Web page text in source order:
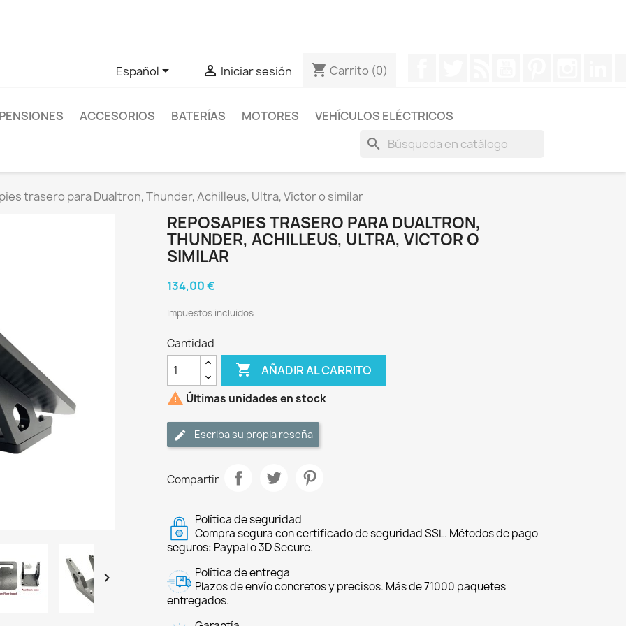
Español  Iniciar sesión shopping_cart Carrito (0)
ACCESORIOS BATERÍAS MOTORES VEHÍCULOS ELÉCTRICOS
search
trasero para Dualtron, Thunder, Achilleus, Ultra, Victor o similar

REPOSAPIES TRASERO PARA DUALTRON,
THUNDER, ACHILLEUS, ULTRA, VICTOR O
SIMILAR
134,00 €
Impuestos incluidos
Cantidad
 AÑADIR AL CARRITO
 Últimas unidades en stock
Escriba su propia reseña
Compartir
Política de seguridad
Compra segura con certificado de seguridad SSL. Métodos de pago
seguros: Paypal o 3D Secure.
Política de entrega
Plazos de envío concretos y precisos. Más de 71000 paquetes
entregados.